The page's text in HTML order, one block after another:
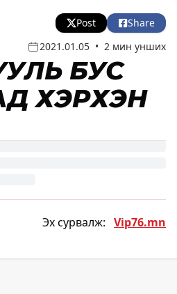
Post
Share
2021.01.05 • 2 мин унших
БУС
ХЭРХЭН
Эх сурвалж: Vip76.mn